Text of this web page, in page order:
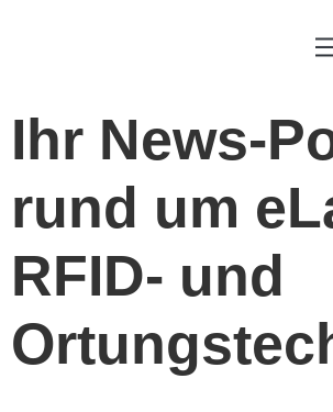
Ihr News-
rund um
RFID- und